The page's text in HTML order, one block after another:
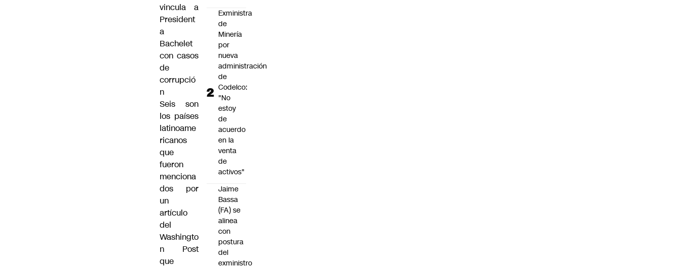
vincula a
President
a
Bachelet
con casos
de
corrupció
n
Seis son
los países
latinoame
ricanos
que
fueron
menciona
dos por
un
artículo
del
Washingto
n Post
que
Exministra
de
Minería
por
nueva
administración
de
Codelco:
"No
estoy
de
acuerdo
en la
venta
de
activos"
Jaime
Bassa
(FA) se
alinea
con
postura
del
exministro